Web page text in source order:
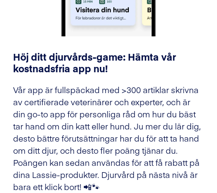
Höj ditt djurvårds-game: Hämta vår
kostnadsfria app nu!
Vår app är fullspäckad med >300 artiklar skrivna
av certifierade veterinärer och experter, och är
din go-to app för personliga råd om hur du bäst
tar hand om din katt eller hund. Ju mer du lär dig,
desto bättre förutsättningar har du för att ta hand
om ditt djur, och desto fler poäng tjänar du.
Poängen kan sedan användas för att få rabatt på
dina Lassie-produkter. Djurvård på nästa nivå är
bara ett klick bort! 📲🐾